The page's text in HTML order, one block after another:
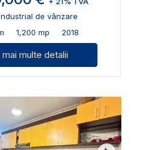
de vânzare
1,200 mp 2018
mai multe detalii